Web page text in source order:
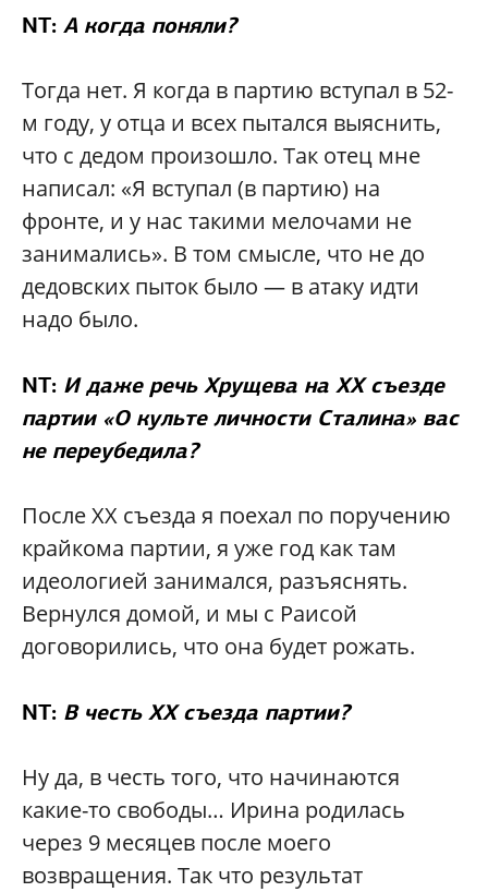
NT: А когда поняли?
Тогда нет. Я когда в партию вступал в 52-
м году, у отца и всех пытался выяснить,
что с дедом произошло. Так отец мне
написал: «Я вступал (в партию) на
фронте, и у нас такими мелочами не
занимались». В том смысле, что не до
дедовских пыток было — в атаку идти
надо было.
NT: И даже речь Хрущева на XX съезде
партии «О культе личности Сталина» вас
не переубедила?
После XX съезда я поехал по поручению
крайкома партии, я уже год как там
идеологией занимался, разъяснять.
Вернулся домой, и мы с Раисой
договорились, что она будет рожать.
NT: В честь XX съезда партии?
Ну да, в честь того, что начинаются
какие-то свободы… Ирина родилась
через 9 месяцев после моего
возвращения. Так что результат